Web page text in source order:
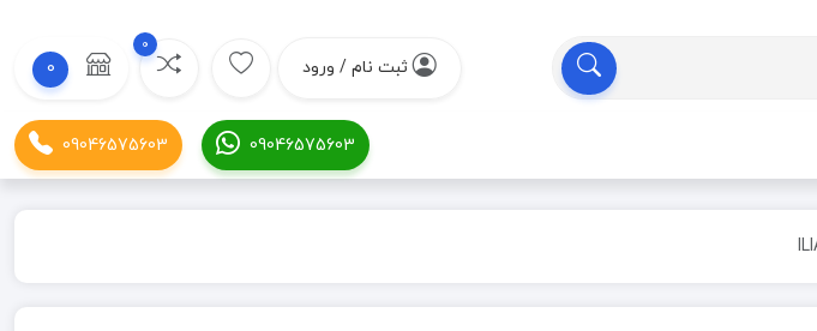
ثبت نام / ورود
0
0
09046575603
09046575603